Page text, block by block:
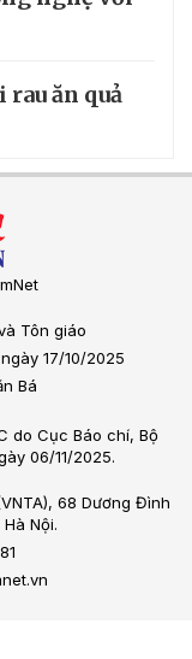
ăn quả
Tôn giáo
17/10/2025
Bá
do Cục Báo chí, Bộ
06/11/2025.
68 Dương Đình
Nội.